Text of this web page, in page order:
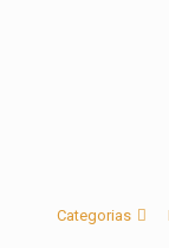
Categorias